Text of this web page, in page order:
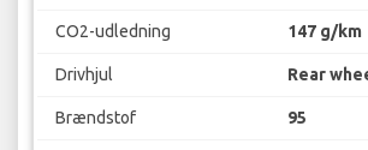
CO2-udledning 147 g/km
Drivhjul Rear
Brændstof 95